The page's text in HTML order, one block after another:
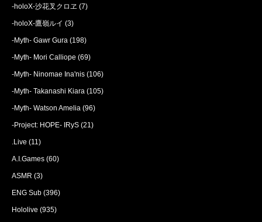
-holoX-沙花叉クロヱ (7)
-holoX-鷹嶺ルイ (3)
-Myth- Gawr Gura (198)
-Myth- Mori Calliope (69)
-Myth- Ninomae Ina'nis (106)
-Myth- Takanashi Kiara (105)
-Myth- Watson Amelia (96)
-Project: HOPE- IRyS (21)
.Live (11)
A.I.Games (60)
ASMR (3)
ENG Sub (396)
Hololive (935)